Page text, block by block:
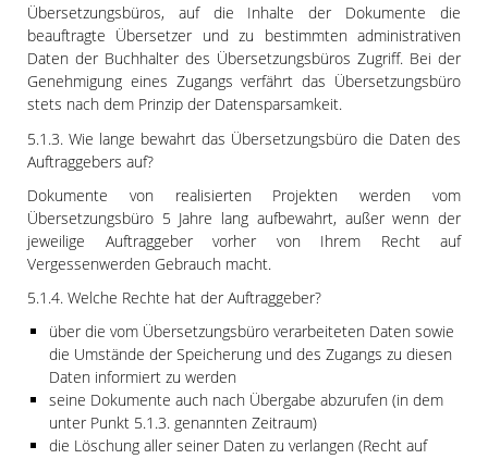
Übersetzungsbüros, auf die Inhalte der Dokumente die
beauftragte Übersetzer und zu bestimmten administrativen
Daten der Buchhalter des Übersetzungsbüros Zugriff. Bei der
Genehmigung eines Zugangs verfährt das Übersetzungsbüro
stets nach dem Prinzip der Datensparsamkeit.
5.1.3. Wie lange bewahrt das Übersetzungsbüro die Daten des
Auftraggebers auf?
Dokumente von realisierten Projekten werden vom
Übersetzungsbüro 5 Jahre lang aufbewahrt, außer wenn der
jeweilige Auftraggeber vorher von Ihrem Recht auf
Vergessenwerden Gebrauch macht.
5.1.4. Welche Rechte hat der Auftraggeber?
über die vom Übersetzungsbüro verarbeiteten Daten sowie
die Umstände der Speicherung und des Zugangs zu diesen
Daten informiert zu werden
seine Dokumente auch nach Übergabe abzurufen (in dem
unter Punkt 5.1.3. genannten Zeitraum)
die Löschung aller seiner Daten zu verlangen (Recht auf